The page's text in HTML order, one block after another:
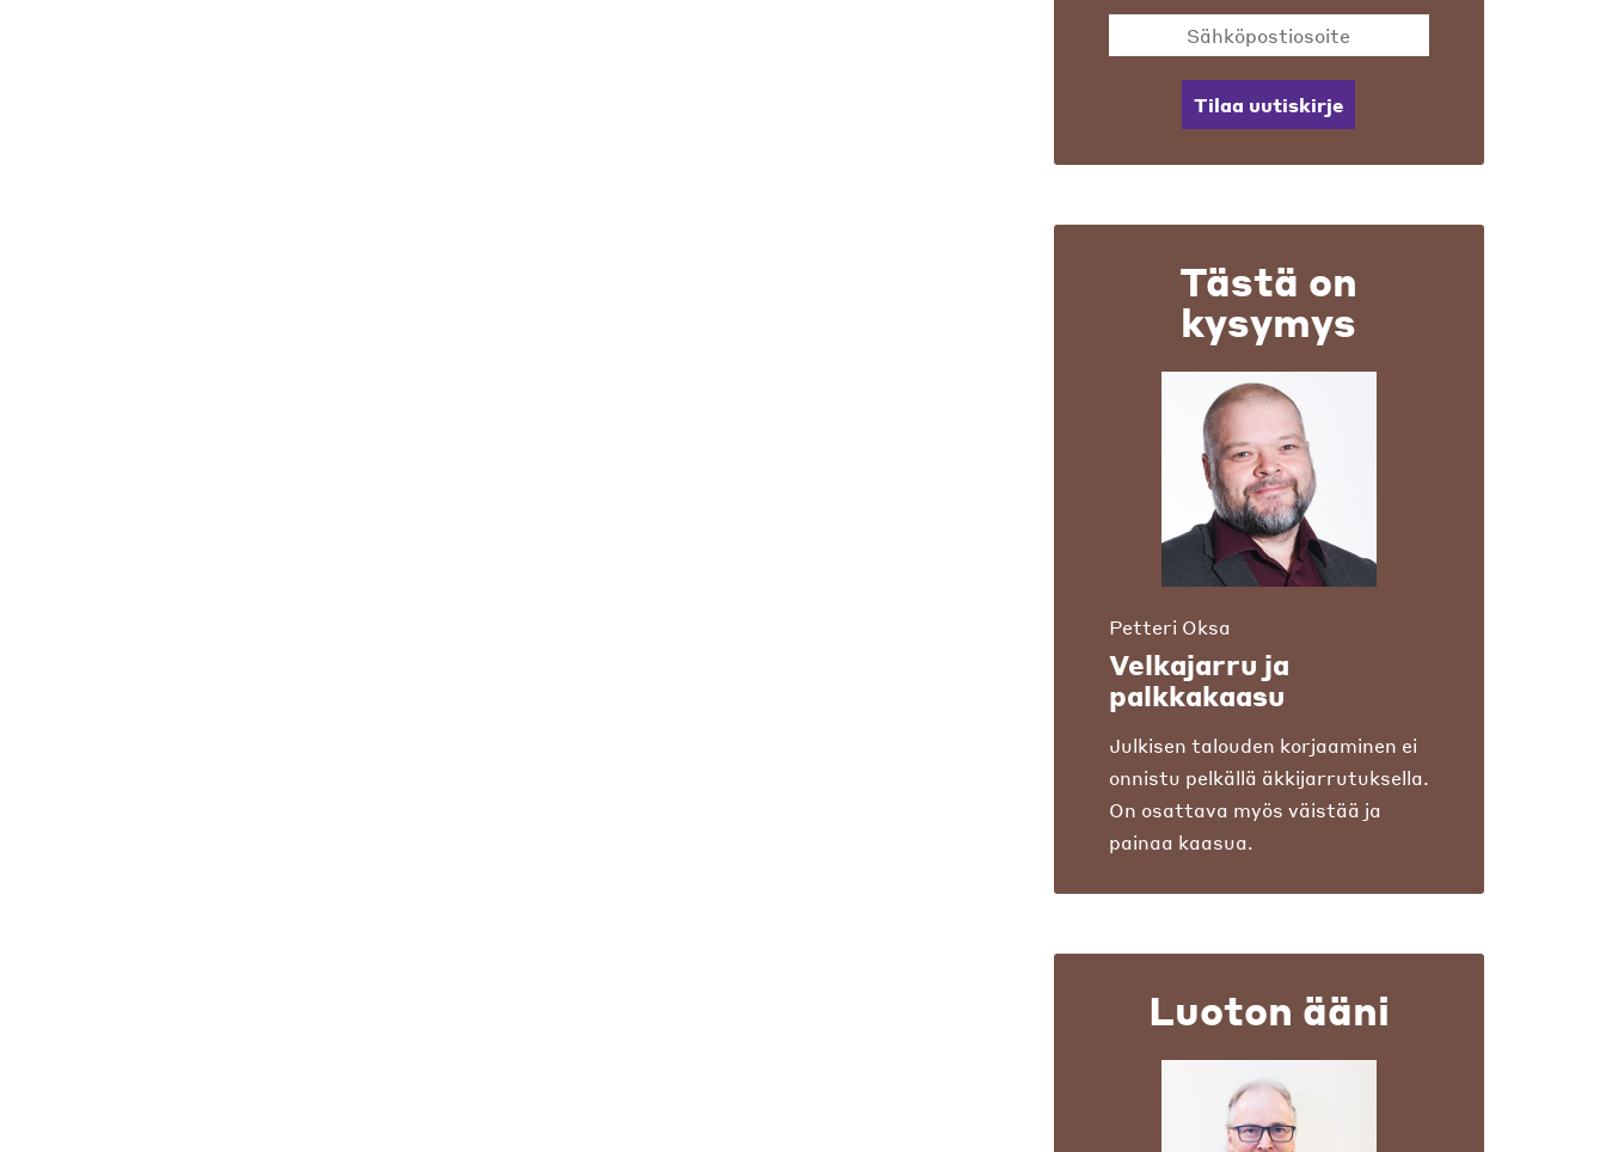
Tilaa uutiskirje
Tästä on
kysymys
Petteri Oksa
Velkajarru ja
palkkakaasu
Julkisen talouden korjaaminen ei
onnistu pelkällä äkkijarrutuksella.
On osattava myös väistää ja
painaa kaasua.
Luoton ääni